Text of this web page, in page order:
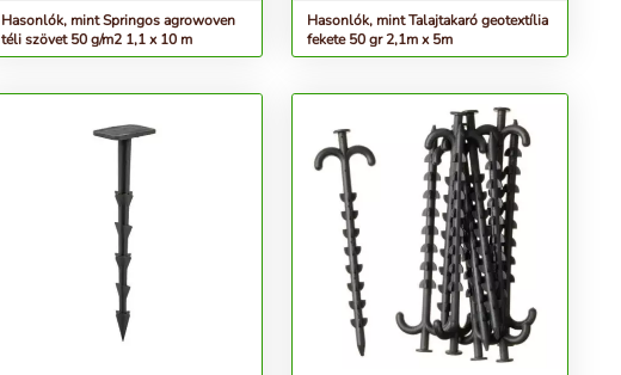
Hasonlók, mint Springos agrowoven
téli szövet 50 g/m2 1,1 x 10 m
Hasonlók, mint Talajtakaró geotextília
fekete 50 gr 2,1m x 5m